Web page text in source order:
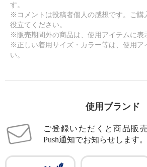
す。
※コメントは投稿者個人の感想です。ご購
役立てください。
※販売期間外の商品は、使用アイテムに表
※正しい着用サイズ・カラー等は、使用ア
い。
使用ブランド
ご登録いただくと商品販
Push通知でお知らせします。